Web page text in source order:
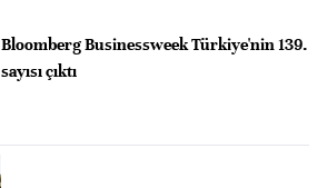
Bloomberg Businessweek Türkiye'nin 139.
sayısı çıktı